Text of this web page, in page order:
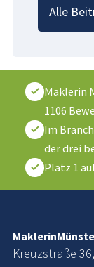
Alle
Maklerin
1106
Im
der drei
Platz 1
Kreuzstraße